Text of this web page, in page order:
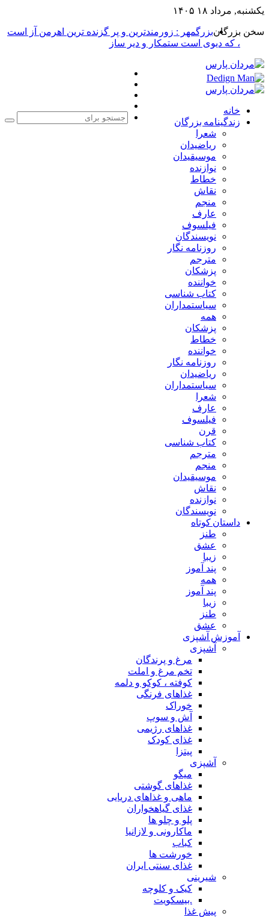
یکشنبه, مرداد ۱۸ ۱۴۰۵
سخن بزرگانبزرگمهر : زورمندترین و پر گزنده ترین اهرمن آز است
، که دیوی است ستمکار و دیر ساز
خانه
زندگینامه بزرگان
شعرا
ریاضیدان
موسیقیدان
نوازنده
خطاط
نقاش
منجم
عارف
فیلسوف
نویسندگان
روزنامه نگار
مترجم
پزشکان
خواننده
کتاب شناسی
سیاستمداران
همه
پزشکان
خطاط
خواننده
روزنامه نگار
ریاضیدان
سیاستمداران
شعرا
عارف
فیلسوف
قرن
کتاب شناسی
مترجم
منجم
موسیقیدان
نقاش
نوازنده
نویسندگان
داستان کوتاه
طنز
عشق
زیبا
پند آموز
همه
پند آموز
زیبا
طنز
عشق
آموزش آشپزی
آشپزی
مرغ و پرندگان
تخم مرغ و املت
کوفته ، کوکو و دلمه
غذاهای فرنگی
خوراک
آش و سوپ
غذاهای رژیمی
غذای کودک
پیتزا
آشپزی
میگو
غذاهای گوشتی
ماهی و غذاهای دریایی
غذای گیاهخواران
پلو و چلو ها
ماکارونی و لازانیا
کباب
خورشت ها
غذای سنتی ایران
شیرینی
کیک و کلوچه
.بیسکویت
پیش غذا